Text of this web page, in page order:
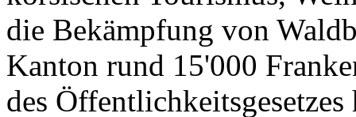
die Bekämpfung von
Kanton rund 15'000
des